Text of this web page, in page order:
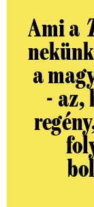
Ami a
a
- az,